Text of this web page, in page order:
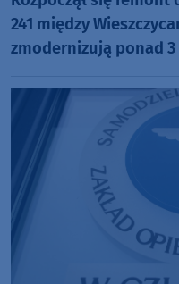
241 między
zmodernizują ponad